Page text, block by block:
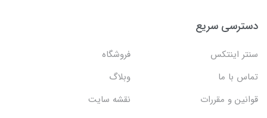
دسترسی سریع
سنتر اینتکس
فروشگاه
تماس با ما
وبلاگ
قوانین و مقررات
نقشه سایت